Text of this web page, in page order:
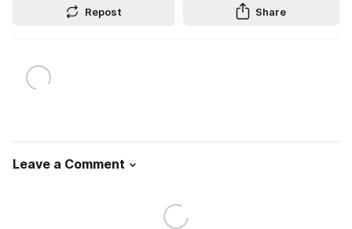
Repost Share
Leave a Comment